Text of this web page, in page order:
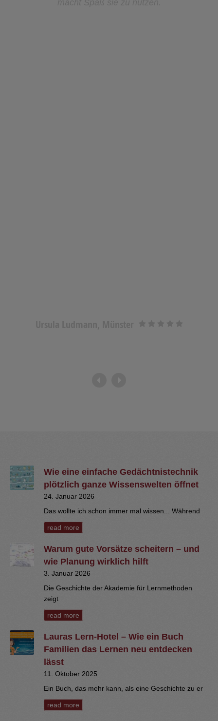
Wie eine einfache Gedächtnistechnik
plötzlich ganze Wissenswelten öffnet
24. Januar 2026
Das wollte ich schon immer mal wissen... Während
read more
Warum gute Vorsätze scheitern – und
wie Planung wirklich hilft
3. Januar 2026
Die Geschichte der Akademie für Lernmethoden
zeigt
read more
Lauras Lern-Hotel – Wie ein Buch
Familien das Lernen neu entdecken
lässt
11. Oktober 2025
Ein Buch, das mehr kann, als eine Geschichte zu er
read more